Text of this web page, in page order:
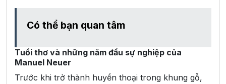
Có thể bạn quan tâm
Tuổi thơ và những năm đầu sự nghiệp của
Manuel Neuer
Trước khi trở thành huyền thoại trong khung gỗ,